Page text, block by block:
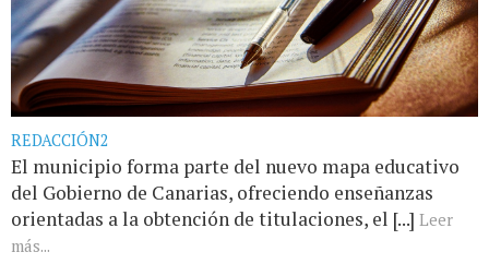
REDACCIÓN2
El municipio forma parte del nuevo mapa educativo
del Gobierno de Canarias, ofreciendo enseñanzas
orientadas a la obtención de titulaciones, el [...] Leer
más...